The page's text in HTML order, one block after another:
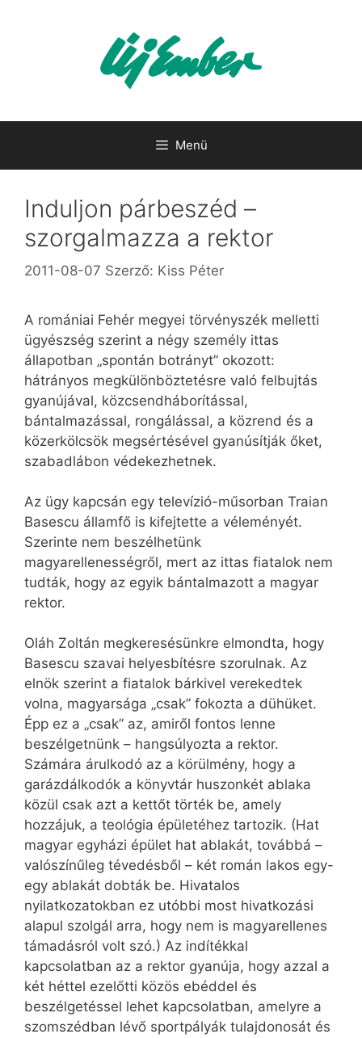
Menü
Induljon párbeszéd –
szorgalmazza a rektor
2011-08-07 Szerző: Kiss Péter
A romániai Fehér megyei törvényszék melletti
ügyészség szerint a négy személy ittas
állapotban „spontán botrányt” okozott:
hátrányos megkülönböztetésre való felbujtás
gyanújával, közcsendháborítással,
bántalmazással, rongálással, a közrend és a
közerkölcsök megsértésével gyanúsítják őket,
szabadlábon védekezhetnek.
Az ügy kapcsán egy televízió-műsorban Traian
Basescu államfő is kifejtette a véleményét.
Szerinte nem beszélhetünk
magyarellenességről, mert az ittas fiatalok nem
tudták, hogy az egyik bántalmazott a magyar
rektor.
Oláh Zoltán megkeresésünkre elmondta, hogy
Basescu szavai helyesbítésre szorulnak. Az
elnök szerint a fiatalok bárkivel verekedtek
volna, magyarsága „csak” fokozta a dühüket.
Épp ez a „csak” az, amiről fontos lenne
beszélgetnünk – hangsúlyozta a rektor.
Számára árulkodó az a körülmény, hogy a
garázdálkodók a könyvtár huszonkét ablaka
közül csak azt a kettőt törték be, amely
hozzájuk, a teológia épületéhez tartozik. (Hat
magyar egyházi épület hat ablakát, továbbá –
valószínűleg tévedésből – két román lakos egy-
egy ablakát dobták be. Hivatalos
nyilatkozatokban ez utóbbi most hivatkozási
alapul szolgál arra, hogy nem is magyarellenes
támadásról volt szó.) Az indítékkal
kapcsolatban az a rektor gyanúja, hogy azzal a
két héttel ezelőtti közös ebéddel és
beszélgetéssel lehet kapcsolatban, amelyre a
szomszédban lévő sportpályák tulajdonosát és